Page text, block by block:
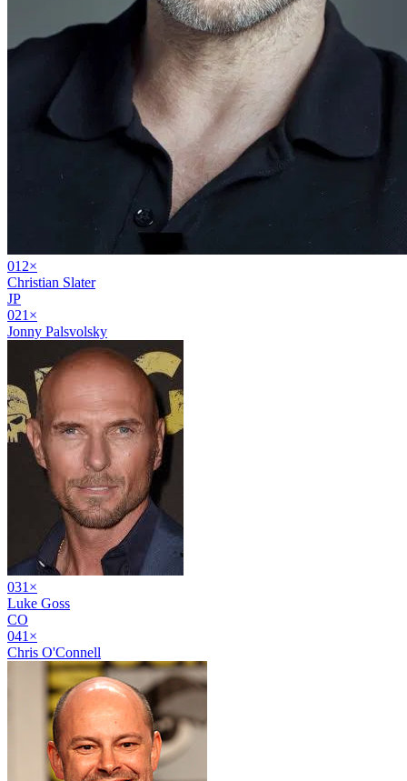
01 2×
Christian Slater
JP
021 ×
Jonny Palsvolsky
031 ×
Luke Goss
CO
041 ×
Chris O'Connell